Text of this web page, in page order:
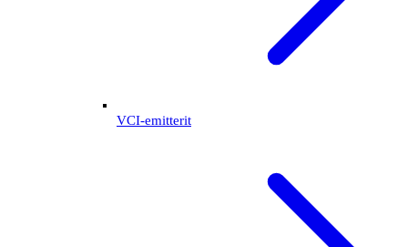
VCI-emitterit